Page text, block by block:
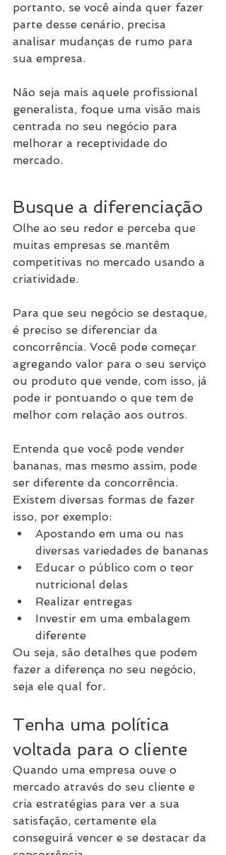
portanto, se você ainda quer fazer
parte desse cenário, precisa
analisar mudanças de rumo para
sua empresa.
Não seja mais aquele profissional
generalista, foque uma visão mais
centrada no seu negócio para
melhorar a receptividade do
mercado.
Busque a diferenciação
Olhe ao seu redor e perceba que
muitas empresas se mantêm
competitivas no mercado usando a
criatividade.
Para que seu negócio se destaque,
é preciso se diferenciar da
concorrência. Você pode começar
agregando valor para o seu serviço
ou produto que vende, com isso, já
pode ir pontuando o que tem de
melhor com relação aos outros.
Entenda que você pode vender
bananas, mas mesmo assim, pode
ser diferente da concorrência.
Existem diversas formas de fazer
isso, por exemplo:
Apostando em uma ou nas
diversas variedades de bananas
Educar o público com o teor
nutricional delas
Realizar entregas
Investir em uma embalagem
diferente
Ou seja, são detalhes que podem
fazer a diferença no seu negócio,
seja ele qual for.
Tenha uma política
voltada para o cliente
Quando uma empresa ouve o
mercado através do seu cliente e
cria estratégias para ver a sua
satisfação, certamente ela
conseguirá vencer e se destacar da